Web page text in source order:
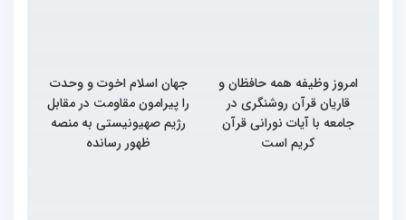
امروز وظیفه همه حافظان و
قاریان قرآن روشنگری در
جامعه با آیات نورانی قرآن
کریم است
جهان اسلام اخوت و وحدت
را پیرامون مقاومت در مقابل
رژیم صهیونیستی به منصه
ظهور رسانده